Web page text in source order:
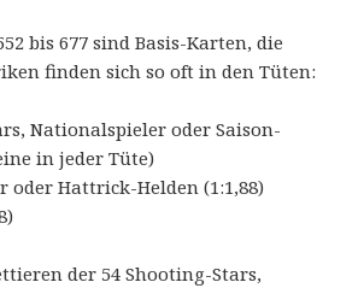
bis 677 sind Basis-Karten, die
finden sich so oft in den Tüten:
Nationalspieler oder Saison-
in jeder Tüte)
oder Hattrick-Helden (1:1,88)
der 54 Shooting-Stars,